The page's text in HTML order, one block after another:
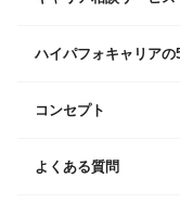
ハイパフォキャリアの
コンセプト
よくある質問